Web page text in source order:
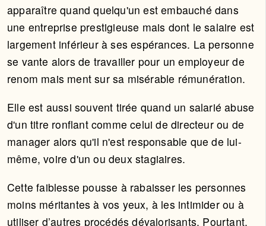
apparaître quand quelqu'un est embauché dans
une entreprise prestigieuse mais dont le salaire est
largement inférieur à ses espérances. La personne
se vante alors de travailler pour un employeur de
renom mais ment sur sa misérable rémunération.
Elle est aussi souvent tirée quand un salarié abuse
d'un titre ronflant comme celui de directeur ou de
manager alors qu'il n'est responsable que de lui-
même, voire d'un ou deux stagiaires.
Cette faiblesse pousse à rabaisser les personnes
moins méritantes à vos yeux, à les intimider ou à
utiliser d’autres procédés dévalorisants. Pourtant,